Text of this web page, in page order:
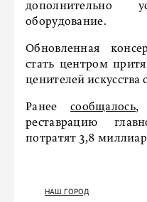
дополнительно
оборудование.
Обновленная
стать центром
ценителей искусства
Ранее сообщалось,
реставрацию
потратят 3,8
НАШ ГОРОД